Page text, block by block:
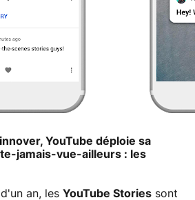
YouTube déploie sa
jamais-vue-ailleurs : les
an, les YouTube Stories sont